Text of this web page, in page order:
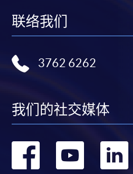
Business Analytics
联络我们
3762 6262
我们的社交媒体
转
转